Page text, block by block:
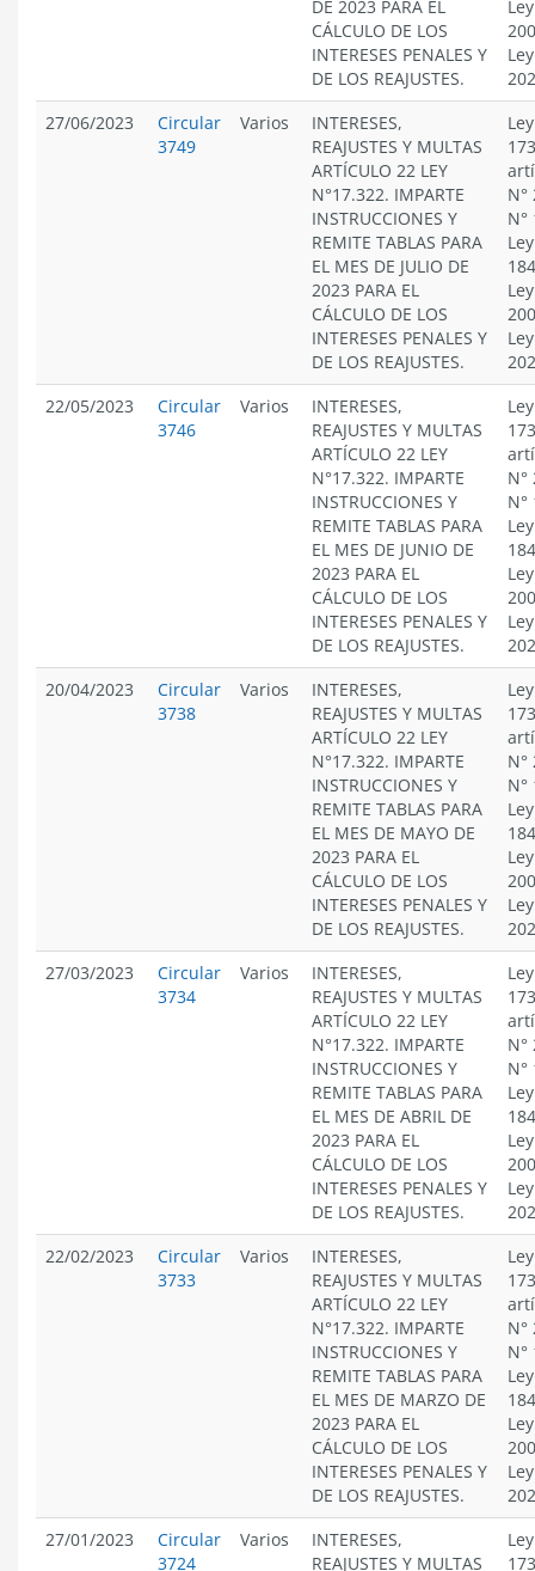
DE 2023 PARA EL
CÁLCULO DE LOS
INTERESES PENALES Y
DE LOS REAJUSTES.
27/06/2023
Circular
3749
Varios
INTERESES,
REAJUSTES Y MULTAS
ARTÍCULO 22 LEY
N°17.322. IMPARTE
INSTRUCCIONES Y
REMITE TABLAS PARA
EL MES DE JULIO DE
2023 PARA EL
CÁLCULO DE LOS
INTERESES PENALES Y
DE LOS REAJUSTES.
N°
N°
22/05/2023
Circular
3746
Varios
INTERESES,
REAJUSTES Y MULTAS
ARTÍCULO 22 LEY
N°17.322. IMPARTE
INSTRUCCIONES Y
REMITE TABLAS PARA
EL MES DE JUNIO DE
2023 PARA EL
CÁLCULO DE LOS
INTERESES PENALES Y
DE LOS REAJUSTES.
N°
N°
20/04/2023
Circular
3738
Varios
INTERESES,
REAJUSTES Y MULTAS
ARTÍCULO 22 LEY
N°17.322. IMPARTE
INSTRUCCIONES Y
REMITE TABLAS PARA
EL MES DE MAYO DE
2023 PARA EL
CÁLCULO DE LOS
INTERESES PENALES Y
DE LOS REAJUSTES.
N°
N°
27/03/2023
Circular
3734
Varios
INTERESES,
REAJUSTES Y MULTAS
ARTÍCULO 22 LEY
N°17.322. IMPARTE
INSTRUCCIONES Y
REMITE TABLAS PARA
EL MES DE ABRIL DE
2023 PARA EL
CÁLCULO DE LOS
INTERESES PENALES Y
DE LOS REAJUSTES.
N°
N°
22/02/2023
Circular
3733
Varios
INTERESES,
REAJUSTES Y MULTAS
ARTÍCULO 22 LEY
N°17.322. IMPARTE
INSTRUCCIONES Y
REMITE TABLAS PARA
EL MES DE MARZO DE
2023 PARA EL
CÁLCULO DE LOS
INTERESES PENALES Y
DE LOS REAJUSTES.
N°
N°
27/01/2023
Circular
3724
Varios
INTERESES,
REAJUSTES Y MULTAS